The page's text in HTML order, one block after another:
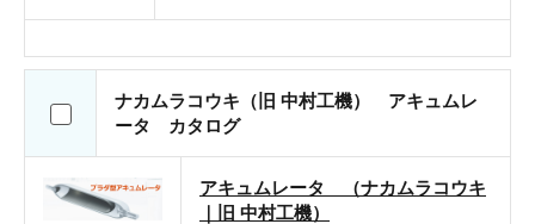
ナカムラコウキ（旧 中村工機） アキュムレ
ータ カタログ
アキュムレータ （ナカムラコウキ
｜旧 中村工機）